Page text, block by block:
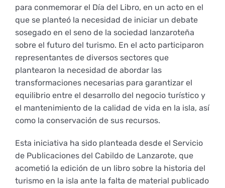
Comisiones
Personal
Empresas
Coordinador y tutores
Renovación acreditación
Memoria verificación
Informes
Impresos y formularios
Documentos
Correo institucional
Acción Social
Delegación de Estudiantes
Estatuto estudiante universitario
Plan de acción tutorial
Primer Encuentro (2025)
Edición 2025 (UVL 2025)
Edición 2026 (UVL 2026)
para conmemorar el Día del Libro, en un acto en el
que se planteó la necesidad de iniciar un debate
sosegado en el seno de la sociedad lanzaroteña
sobre el futuro del turismo. En el acto participaron
representantes de diversos sectores que
plantearon la necesidad de abordar las
transformaciones necesarias para garantizar el
equilibrio entre el desarrollo del negocio turístico y
el mantenimiento de la calidad de vida en la isla, así
como la conservación de sus recursos.
Esta iniciativa ha sido planteada desde el Servicio
de Publicaciones del Cabildo de Lanzarote, que
acometió la edición de un libro sobre la historia del
turismo en la isla ante la falta de material publicado